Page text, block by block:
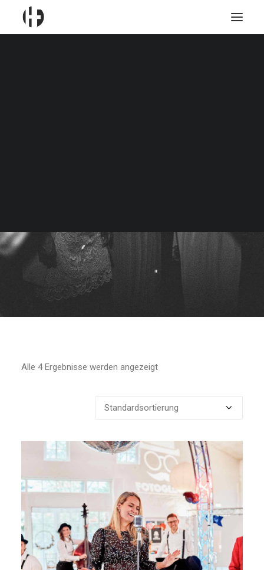
DJ Marvin
Alle 4 Ergebnisse werden angezeigt